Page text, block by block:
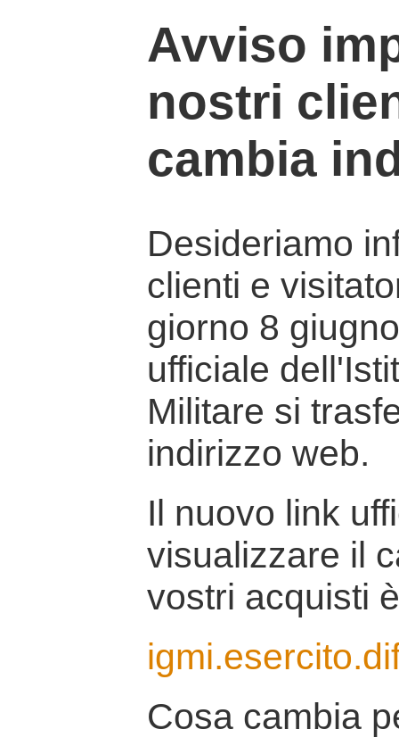
Avviso
nostri
cambia
Desideriamo
clienti e
giorno 8
ufficiale
Militare si
indirizzo web.
Il nuovo link
visualizzare il
vostri acquisti
Cosa cambia